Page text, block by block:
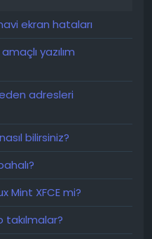
ekran hataları
yazılım
adresleri
bilirsiniz?
Mint XFCE mi?
takılmalar?